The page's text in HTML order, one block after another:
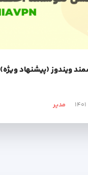
ویندوز (پیشنهاد ویژه)
مدیر